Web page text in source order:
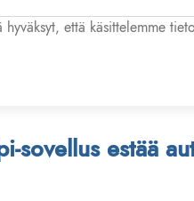
että käsittelemme
sovellus estää